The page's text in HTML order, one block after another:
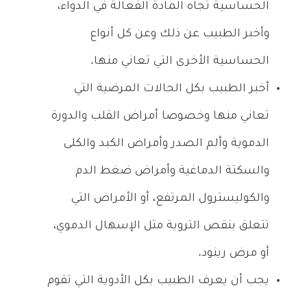
الحساسية تجاه المادة الفعالة في الدواء،
وأخبر الطبيب عن ذلك وعن كل أنواع
الحساسية الأخرى التي تعاني منها.
أخبر الطبيب بكل الحالات المرضية التي
تعاني منها وخصوصا أمراض القلب والدورة
الدموية وألم الصدر وأمراض الكبد والكلى
والسكتة الدماغية وأمراض ضغط الدم
والكوليسترول المرتفع، أو الأمراض التي
تتعلق بنقص التروية مثل الإسهال الدموي،
أو مرض رينود.
يجب أن يعرف الطبيب بكل الأدوية التي تقوم